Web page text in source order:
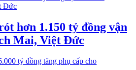
hơn 1.150 tỷ đồng vận
Mai, Việt Đức